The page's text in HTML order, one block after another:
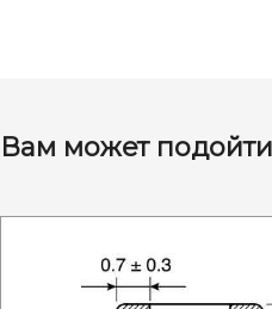
Вам может